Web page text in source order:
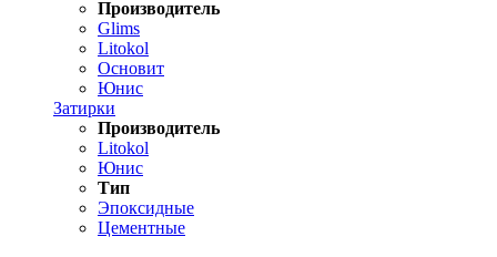
Производитель
Glims
Litokol
Основит
Юнис
Затирки
Производитель
Litokol
Юнис
Тип
Эпоксидные
Цементные